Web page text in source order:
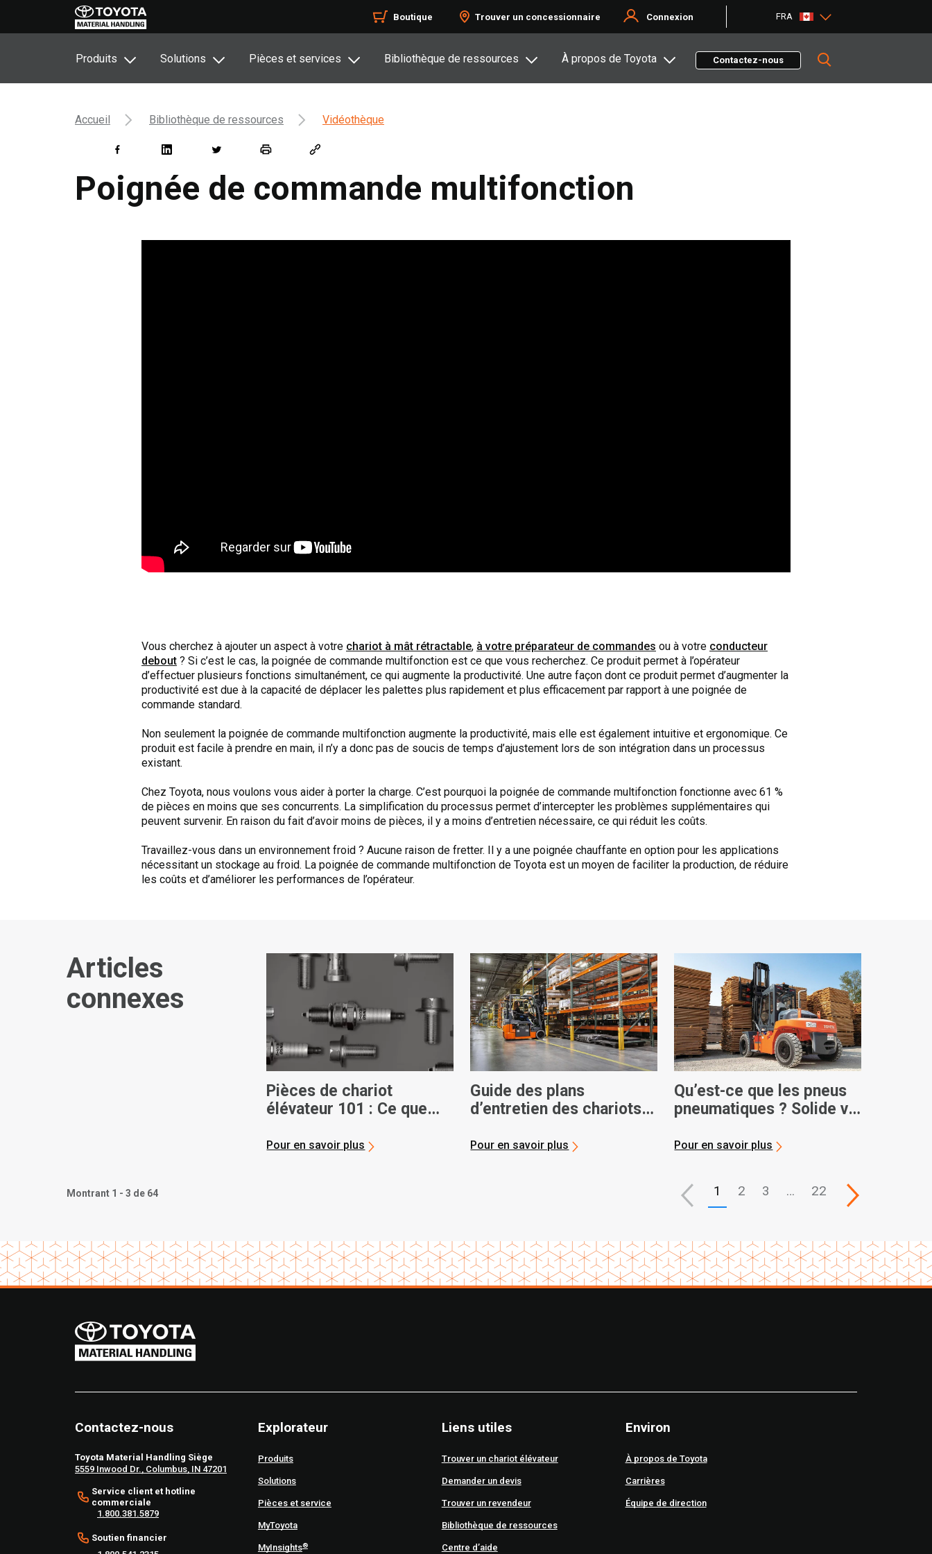
Boutique Trouver un concessionnaire Connexion FRA
Produits Solutions Pièces et services Bibliothèque de ressources À propos de Toyota Contactez-nous
Accueil Bibliothèque de ressources Vidéothèque
Poignée de commande multifonction
Vous cherchez à ajouter un aspect à votre chariot à mât rétractable, à votre préparateur de commandes ou à votre conducteur
debout ? Si c’est le cas, la poignée de commande multifonction est ce que vous recherchez. Ce produit permet à l’opérateur
d’effectuer plusieurs fonctions simultanément, ce qui augmente la productivité. Une autre façon dont ce produit permet d’augmenter la
productivité est due à la capacité de déplacer les palettes plus rapidement et plus efficacement par rapport à une poignée de
commande standard.
Non seulement la poignée de commande multifonction augmente la productivité, mais elle est également intuitive et ergonomique. Ce
produit est facile à prendre en main, il n’y a donc pas de soucis de temps d’ajustement lors de son intégration dans un processus
existant.
Chez Toyota, nous voulons vous aider à porter la charge. C’est pourquoi la poignée de commande multifonction fonctionne avec 61 %
de pièces en moins que ses concurrents. La simplification du processus permet d’intercepter les problèmes supplémentaires qui
peuvent survenir. En raison du fait d’avoir moins de pièces, il y a moins d’entretien nécessaire, ce qui réduit les coûts.
Travaillez-vous dans un environnement froid ? Aucune raison de fretter. Il y a une poignée chauffante en option pour les applications
nécessitant un stockage au froid. La poignée de commande multifonction de Toyota est un moyen de faciliter la production, de réduire
les coûts et d’améliorer les performances de l’opérateur.
Articles
connexes
Pièces de chariot
élévateur 101 : Ce que
Pour en savoir plus
Guide des plans
d’entretien des chariots
Pour en savoir plus
Qu’est-ce que les pneus
pneumatiques ? Solide vs.
Pour en savoir plus
Montrant 1 - 3 de 64 1 2 3 … 22
Contactez-nous
Toyota Material Handling Siège
5559 Inwood Dr., Columbus, IN 47201
Service client et hotline
commerciale
1.800.381.5879
Soutien financier
Explorateur
Produits
Solutions
Pièces et service
MyToyota
MyInsights®
Liens utiles
Trouver un chariot élévateur
Demander un devis
Trouver un revendeur
Bibliothèque de ressources
Centre d’aide
Environ
À propos de Toyota
Carrières
Équipe de direction